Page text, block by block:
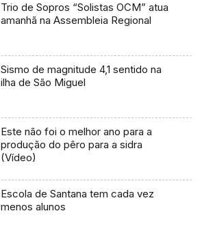
Trio de Sopros “Solistas OCM” atua
amanhã na Assembleia Regional
Sismo de magnitude 4,1 sentido na
ilha de São Miguel
Este não foi o melhor ano para a
produção do pêro para a sidra
(Vídeo)
Escola de Santana tem cada vez
menos alunos